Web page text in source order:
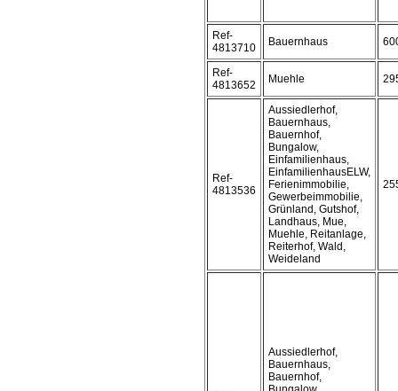
Ref-
4813710
Bauernhaus
Ref-
4813652
Muehle
Ref-
4813536
Aussiedlerhof,
Bauernhaus,
Bauernhof,
Bungalow,
Einfamilienhaus,
EinfamilienhausELW,
Ferienimmobilie,
Gewerbeimmobilie,
Grünland, Gutshof,
Landhaus, Mue,
Muehle, Reitanlage,
Reiterhof, Wald,
Weideland
Aussiedlerhof,
Bauernhaus,
Bauernhof,